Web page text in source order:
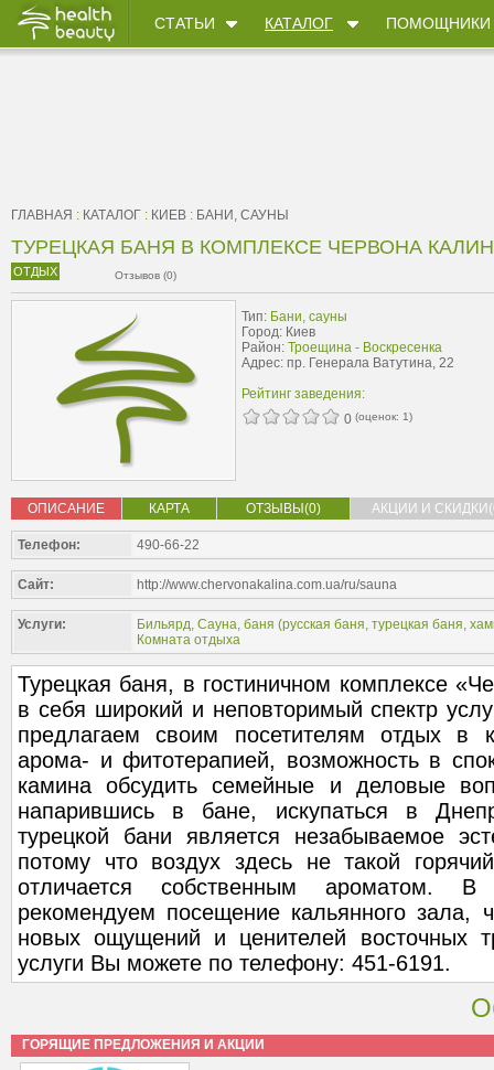
СТАТЬИ КАТАЛОГ ПОМОЩНИКИ
ГЛАВНАЯ : КАТАЛОГ : КИЕВ : БАНИ, САУНЫ
ТУРЕЦКАЯ БАНЯ В КОМПЛЕКСЕ ЧЕРВОНА
ОТДЫХ Отзывов (0)
Тип: Бани, сауны
Город: Киев
Район: Троещина - Воскресенка
Адрес: пр. Генерала Ватутина, 22
Рейтинг заведения:
0 (оценок: 1)
ОПИСАНИЕ КАРТА ОТЗЫВЫ(0) АКЦИИ И
Телефон: 490-66-22
Сайт: http://www.chervonakalina.com.ua/ru/sauna
Услуги: Бильярд, Сауна, баня (русская баня, турецкая баня,
Комната отдыха
Турецкая баня, в гостиничном комплексе
в себя широкий и неповторимый спектр
предлагаем своим посетителям отдых в
арома- и фитотерапией, возможность в
камина обсудить семейные и деловые
напарившись в бане, искупаться в
турецкой бани является незабываемое
потому что воздух здесь не такой
отличается собственным ароматом.
рекомендуем посещение кальянного зала,
новых ощущений и ценителей восточных
услуги Вы можете по телефону: 451-6191.
ГОРЯЩИЕ ПРЕДЛОЖЕНИЯ И АКЦИИ